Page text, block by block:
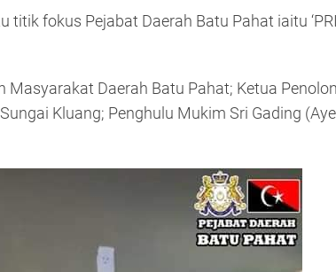
fokus Pejabat Daerah Batu Pahat iaitu
Daerah Batu Pahat; Ketua
Kluang; Penghulu Mukim Sri Gading